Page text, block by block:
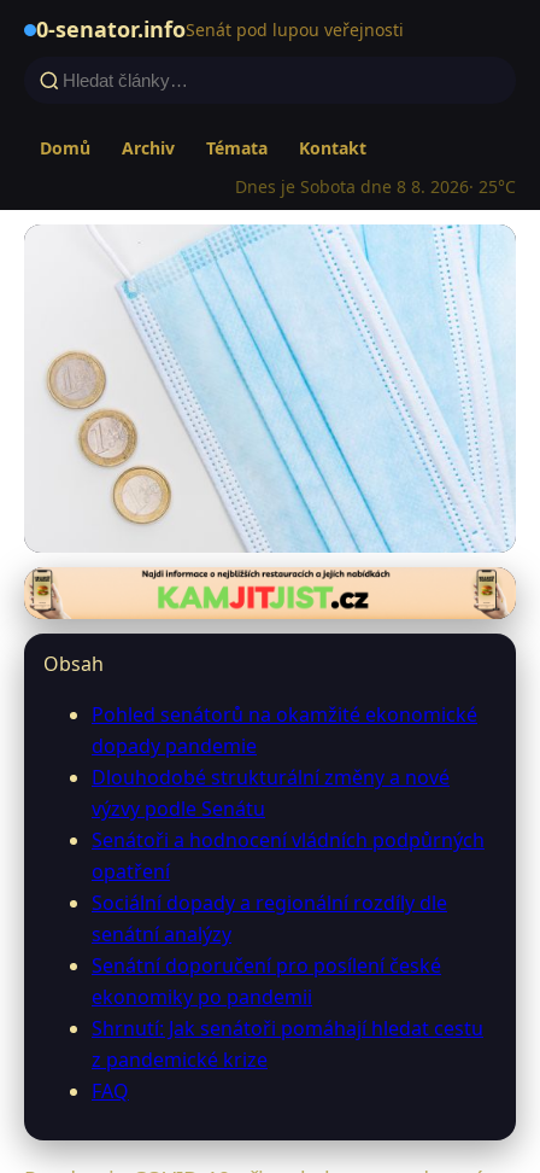
0-senator.infoSenát pod lupou veřejnosti
Domů Archiv Témata
Kontakt
Dnes je Sobota dne 8 8. 2026· 25°C
0-senator.info
Senátoři ČR: Hodnocení a
COVID-19
25. 6. 2026· 9 min čtení · Autor: Michal Svatoš
Obsah
Pohled senátorů na okamžité ekonomické
dopady pandemie
Dlouhodobé strukturální změny a nové
výzvy podle Senátu
Senátoři a hodnocení vládních podpůrných
opatření
Sociální dopady a regionální rozdíly dle
senátní analýzy
Senátní doporučení pro posílení české
ekonomiky po pandemii
Shrnutí: Jak senátoři pomáhají hledat cestu
z pandemické krize
FAQ